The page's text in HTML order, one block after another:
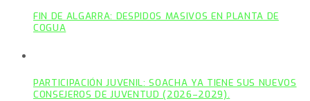
FIN DE ALGARRA: DESPIDOS MASIVOS EN PLANTA DE
COGUA
PARTICIPACIÓN JUVENIL: SOACHA YA TIENE SUS NUEVOS
CONSEJEROS DE JUVENTUD (2026–2029).